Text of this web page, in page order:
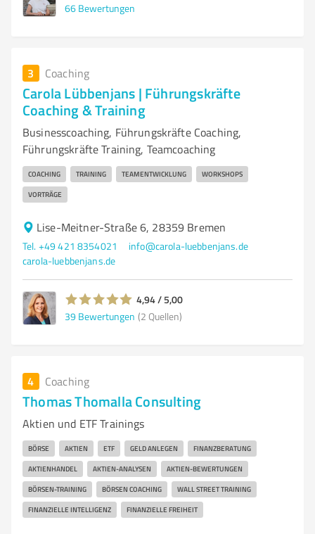
66 Bewertungen
3 Coaching
Carola Lübbenjans | Führungskräfte
Coaching & Training
Businesscoaching, Führungskräfte Coaching,
Führungskräfte Training, Teamcoaching
COACHING TRAINING TEAMENTWICKLUNG WORKSHOPS
VORTRÄGE
Lise-Meitner-Straße 6, 28359 Bremen
Tel. +49 421 8354021
info@carola-luebbenjans.de
carola-luebbenjans.de
4,94 / 5,00
39 Bewertungen (2 Quellen)
4 Coaching
Thomas Thomalla Consulting
Aktien und ETF Trainings
BÖRSE AKTIEN ETF GELD ANLEGEN FINANZBERATUNG
AKTIENHANDEL AKTIEN-ANALYSEN AKTIEN-BEWERTUNGEN
BÖRSEN-TRAINING BÖRSEN COACHING WALL STREET TRAINING
FINANZIELLE INTELLIGENZ FINANZIELLE FREIHEIT